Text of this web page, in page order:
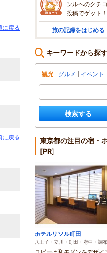
に戻る
に戻る
ンルへのクチコ
投稿でゲット！
旅の記録をはじめる
キーワードから探す
観光 グルメ イベント
検索する
東京都の注目の宿・
[PR]
ホテルリソル町田
八王子・立川・町田・府中・調布